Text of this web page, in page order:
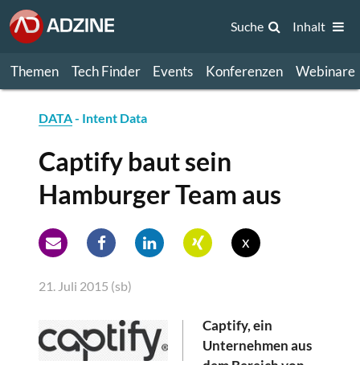
Themen Tech Finder Events Konferenzen Webinare
Suche Inhalt
DATA- Intent Data
Captify baut sein
Hamburger Team aus
x
21. Juli 2015 (sb)
Captify, ein
Unternehmen aus